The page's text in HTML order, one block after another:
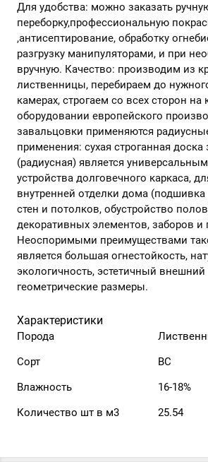
Для удобства: можно заказать
переборку,профессиональную
,антисептирование, обработку
разгрузку манипуляторами, и при
вручную. Качество: производим из
лиственницы, перебираем до
камерах, строгаем со всех сторон на
оборудовании европейского
завальцовки применяются
применения: сухая строганная
(радиусная) является
устройства долговечного каркаса,
внутренней отделки дома
стен и потолков, обустройство
декоративных элементов, заборов и
Неоспоримыми преимуществами
является большая огнестойкость,
экологичность, эстетичный
геометрические размеры.
Характеристики
Порода
Сорт
ВС
Влажность
16-18%
Количество шт в м3
25.54